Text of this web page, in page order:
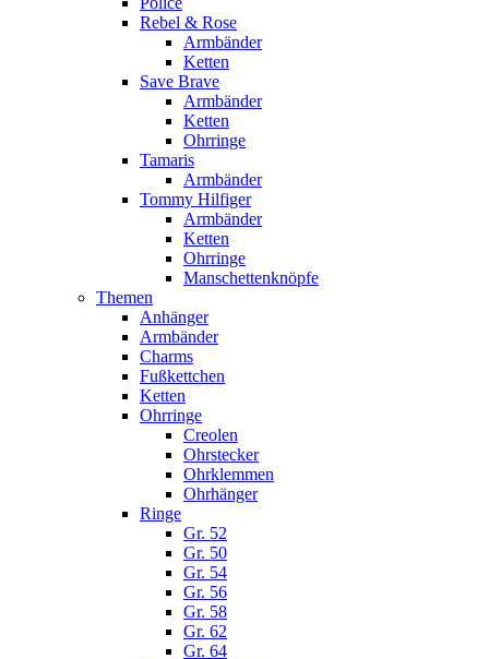
Rebel & Rose
Armbänder
Ketten
Save Brave
Armbänder
Ketten
Ohrringe
Tamaris
Armbänder
Tommy Hilfiger
Armbänder
Ketten
Ohrringe
Manschettenknöpfe
Themen
Anhänger
Armbänder
Charms
Fußkettchen
Ketten
Ohrringe
Creolen
Ohrstecker
Ohrklemmen
Ohrhänger
Ringe
Gr. 52
Gr. 50
Gr. 54
Gr. 56
Gr. 58
Gr. 62
Gr. 64